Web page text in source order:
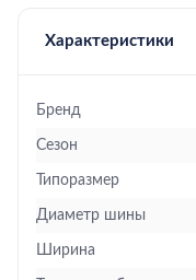
Характеристики
Бренд
Сезон
Типоразмер
Диаметр шины
Ширина